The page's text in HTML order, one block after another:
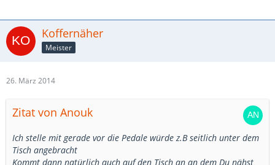
Koffernäher
Meister
26. März 2014
Zitat von Anouk
Ich stelle mit gerade vor die Pedale würde z.B seitlich unter dem
Tisch angebracht
Kommt dann natürlich auch auf den Tisch an an dem Du nähst